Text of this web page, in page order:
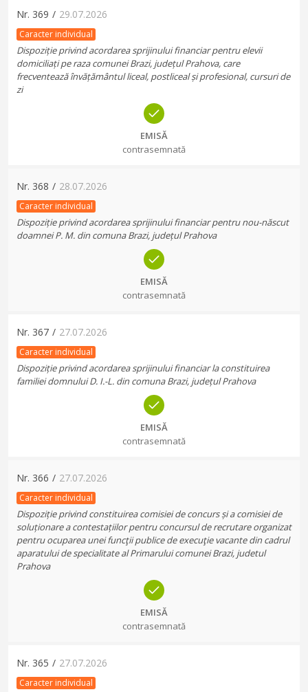
Nr. 369 / 29.07.2026
Caracter individual
Dispoziție privind acordarea sprijinului financiar pentru elevii
domiciliați pe raza comunei Brazi, județul Prahova, care
frecventează învățământul liceal, postliceal și profesional, cursuri de
zi
EMISĂ
contrasemnată
Nr. 368 / 28.07.2026
Caracter individual
Dispoziție privind acordarea sprijinului financiar pentru nou-născut
doamnei P. M. din comuna Brazi, județul Prahova
EMISĂ
contrasemnată
Nr. 367 / 27.07.2026
Caracter individual
Dispoziție privind acordarea sprijinului financiar la constituirea
familiei domnului D. I.-L. din comuna Brazi, județul Prahova
EMISĂ
contrasemnată
Nr. 366 / 27.07.2026
Caracter individual
Dispoziție privind constituirea comisiei de concurs și a comisiei de
soluționare a contestațiilor pentru concursul de recrutare organizat
pentru ocuparea unei funcţii publice de execuţie vacante din cadrul
aparatului de specialitate al Primarului comunei Brazi, judetul
Prahova
EMISĂ
contrasemnată
Nr. 365 / 27.07.2026
Caracter individual